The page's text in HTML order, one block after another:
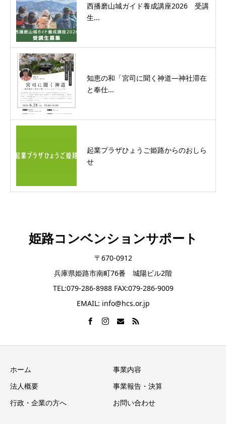
西播磨山城ガイド養成講座2026 受講
生...
知恵の和「宮司に聞く神道―神社滞在
と奉仕...
起業プラザひょうご姫路からのおしら
せ
姫路コンベンションサポート
〒670-0912
兵庫県姫路市南町76番 城陽ビル2階
TEL:079-286-8988 FAX:079-286-9009
EMAIL: info@hcs.or.jp
ホーム
事業内容
法人概要
事業報告・決算
行政・企業の方へ
お問い合わせ